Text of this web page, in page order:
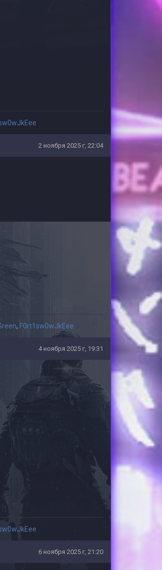
2 ноября 2025 г, 22:04
, F0rt1sw0wJkEee
4 ноября 2025 г, 19:31
6 ноября 2025 г, 21:20